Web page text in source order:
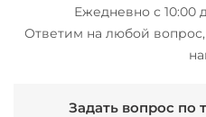
Ежедневно с 10:00
Ответим на любой
Задать вопрос по